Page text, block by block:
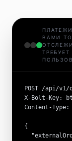
ВАМИ
POST /api/
X-Bolt-Key:
Content-
{